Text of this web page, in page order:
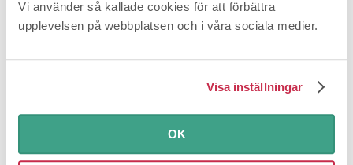
Vi använder så kallade cookies för att förbättra
upplevelsen på webbplatsen och i våra sociala medier.
Visa inställningar
OK